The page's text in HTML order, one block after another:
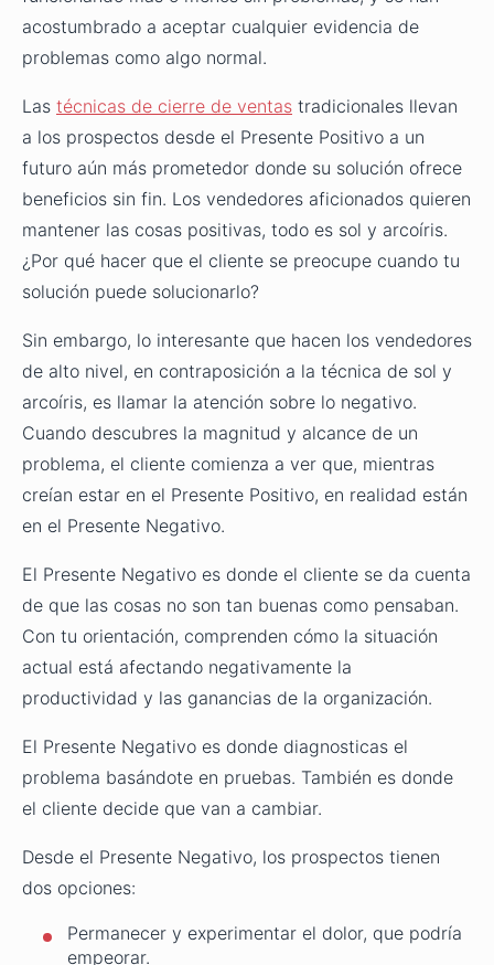
acostumbrado a aceptar cualquier evidencia de
problemas como algo normal.
Las técnicas de cierre de ventas tradicionales llevan
a los prospectos desde el Presente Positivo a un
futuro aún más prometedor donde su solución ofrece
beneficios sin fin. Los vendedores aficionados quieren
mantener las cosas positivas, todo es sol y arcoíris.
¿Por qué hacer que el cliente se preocupe cuando tu
solución puede solucionarlo?
Sin embargo, lo interesante que hacen los vendedores
de alto nivel, en contraposición a la técnica de sol y
arcoíris, es llamar la atención sobre lo negativo.
Cuando descubres la magnitud y alcance de un
problema, el cliente comienza a ver que, mientras
creían estar en el Presente Positivo, en realidad están
en el Presente Negativo.
El Presente Negativo es donde el cliente se da cuenta
de que las cosas no son tan buenas como pensaban.
Con tu orientación, comprenden cómo la situación
actual está afectando negativamente la
productividad y las ganancias de la organización.
El Presente Negativo es donde diagnosticas el
problema basándote en pruebas. También es donde
el cliente decide que van a cambiar.
Desde el Presente Negativo, los prospectos tienen
dos opciones:
Permanecer y experimentar el dolor, que podría
empeorar.